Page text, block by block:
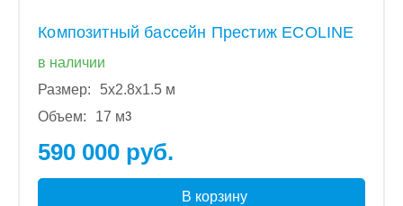
Композитный бассейн Престиж ECOLINE
в наличии
Размер:
5x2.8x1.5 м
Объем:
17 м3
590 000 руб.
В корзину